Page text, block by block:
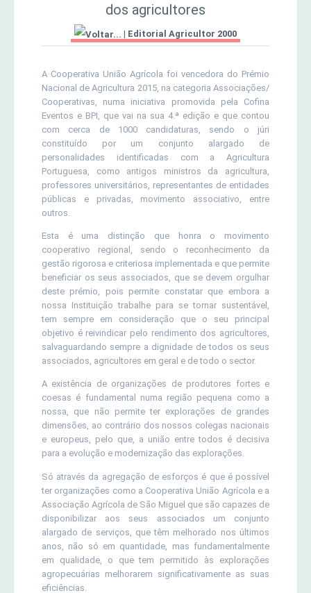
dos agricultores
| Editorial Agricultor 2000
A Cooperativa União Agrícola foi vencedora do Prémio
Nacional de Agricultura 2015, na categoria Associações/
Cooperativas, numa iniciativa promovida pela Cofina
Eventos e BPI, que vai na sua 4.ª edição e que contou
com cerca de 1000 candidaturas, sendo o júri
constituído por um conjunto alargado de
personalidades identificadas com a Agricultura
Portuguesa, como antigos ministros da agricultura,
professores universitários, representantes de entidades
públicas e privadas, movimento associativo, entre
outros.
Esta é uma distinção que honra o movimento
cooperativo regional, sendo o reconhecimento da
gestão rigorosa e criteriosa implementada e que permite
beneficiar os seus associados, que se devem orgulhar
deste prémio, pois permite constatar que embora a
nossa Instituição trabalhe para se tornar sustentável,
tem sempre em consideração que o seu principal
objetivo é reivindicar pelo rendimento dos agricultores,
salvaguardando sempre a dignidade de todos os seus
associados, agricultores em geral e de todo o sector.
A existência de organizações de produtores fortes e
coesas é fundamental numa região pequena como a
nossa, que não permite ter explorações de grandes
dimensões, ao contrário dos nossos colegas nacionais
e europeus, pelo que, a união entre todos é decisiva
para a evolução e modernização das explorações.
Só através da agregação de esforços é que é possível
ter organizações como a Cooperativa União Agrícola e a
Associação Agrícola de São Miguel que são capazes de
disponibilizar aos seus associados um conjunto
alargado de serviços, que têm melhorado nos últimos
anos, não só em quantidade, mas fundamentalmente
em qualidade, o que tem permitido às explorações
agropecuárias melhorarem significativamente as suas
eficiências.